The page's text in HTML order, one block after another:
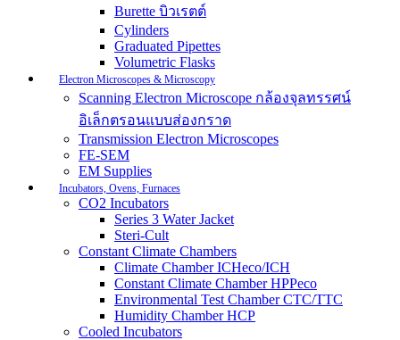
Burette บิวเรตต์
Cylinders
Graduated Pipettes
Volumetric Flasks
Electron Microscopes & Microscopy
Scanning Electron Microscope กล้องจุลทรรศน์
อิเล็กตรอนแบบส่องกราด
Transmission Electron Microscopes
FE-SEM
EM Supplies
Incubators, Ovens, Furnaces
CO2 Incubators
Series 3 Water Jacket
Steri-Cult
Constant Climate Chambers
Climate Chamber ICHeco/ICH
Constant Climate Chamber HPPeco
Environmental Test Chamber CTC/TTC
Humidity Chamber HCP
Cooled Incubators